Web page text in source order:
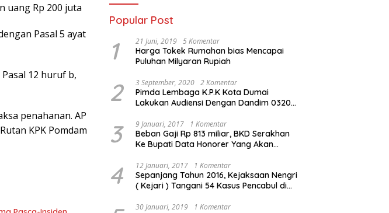
uang Rp 200 juta
Pasal 5 ayat
12 huruf b,
penahanan. AP
KPK Pomdam
Popular Post
1 21 Juni, 2019 5 Komentar
Harga Tokek Rumahan bias Mencapai
Puluhan Milyaran Rupiah
2 3 September, 2020 2 Komentar
Pimda Lembaga K.P.K Kota Dumai
Lakukan Audiensi Dengan Dandim 0320
3 9 Januari, 2017 1 Komentar
Beban Gaji Rp 813 miliar, BKD Serakhan
Ke Bupati Data Honorer Yang Akan
4 12 Januari, 2017 1 Komentar
Sepanjang Tahun 2016, Kejaksaan Nengri
( Kejari ) Tangani 54 Kasus Pencabul di
30 Januari, 2019 1 Komentar